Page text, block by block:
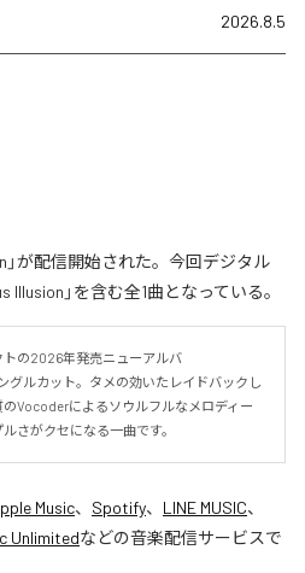
2026.8.5
」が配信開始された。今回デジタル
」を含む全1曲となっている。
の2026年発売ニューアルバ
グルカット。タメの効いたレイドバックし
Vocoderによるソウルフルなメロディー
さがクセになる一曲です。
Music、 Spotify、 LINE MUSIC、
Unlimitedなどの音楽配信サービスで